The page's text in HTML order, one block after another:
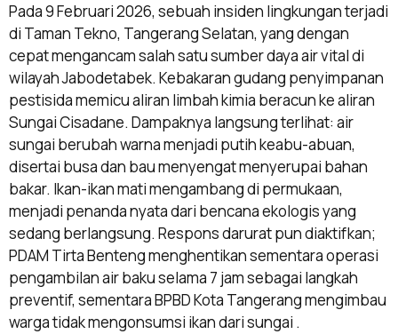
Pada 9 Februari 2026, sebuah insiden lingkungan terjadi
di Taman Tekno, Tangerang Selatan, yang dengan
cepat mengancam salah satu sumber daya air vital di
wilayah Jabodetabek. Kebakaran gudang penyimpanan
pestisida memicu aliran limbah kimia beracun ke aliran
Sungai Cisadane. Dampaknya langsung terlihat: air
sungai berubah warna menjadi putih keabu-abuan,
disertai busa dan bau menyengat menyerupai bahan
bakar. Ikan-ikan mati mengambang di permukaan,
menjadi penanda nyata dari bencana ekologis yang
sedang berlangsung. Respons darurat pun diaktifkan;
PDAM Tirta Benteng menghentikan sementara operasi
pengambilan air baku selama 7 jam sebagai langkah
preventif, sementara BPBD Kota Tangerang mengimbau
warga tidak mengonsumsi ikan dari sungai .